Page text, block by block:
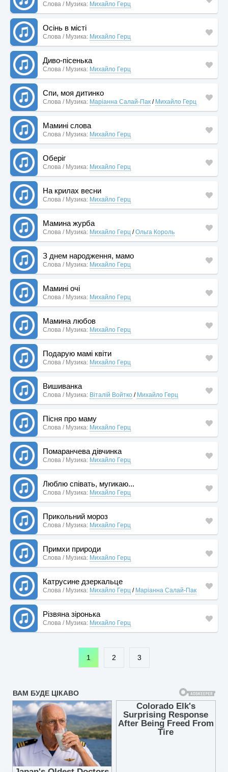
Слова / Музика: Михайло Герц
Осінь в місті
Слова / Музика: Михайло Герц
Диво-пісенька
Слова / Музика: Михайло Герц
Спи, моя дитинко
Слова / Музика: Маріанна Салай-Пак / Михайло Герц
Мамині слова
Слова / Музика: Михайло Герц
Оберіг
Слова / Музика: Михайло Герц
На крилах весни
Слова / Музика: Михайло Герц
Мамина журба
Слова / Музика: Михайло Герц /Ольга Король
З днем народження, мамо
Слова / Музика: Михайло Герц
Мамині очі
Слова / Музика: Михайло Герц
Мамина любов
Слова / Музика: Михайло Герц
Подарую мамі квіти
Слова / Музика: Михайло Герц
Вишиванка
Слова / Музика: Віталій Войтко / Михайло Герц
Пісня про маму
Слова / Музика: Михайло Герц
Помаранчева дівчинка
Слова / Музика: Михайло Герц
Люблю співать, мугикаю...
Слова / Музика: Михайло Герц
Прикольний мороз
Слова / Музика: Михайло Герц
Примхи природи
Слова / Музика: Михайло Герц
Катрусине дзеркальце
Слова / Музика: Михайло Герц / Маріанна Салай-Пак
Різвяна зіронька
Слова / Музика: Михайло Герц
1 2 3